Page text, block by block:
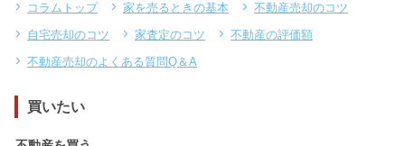
コラムトップ 家を売るときの基本
不動産売却のコツ
自宅売却のコツ
家査定のコツ
不動産の評価額
不動産売却のよくある質問Q＆A
買いたい